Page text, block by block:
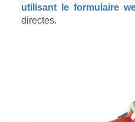
utilisant le formulaire
directes.